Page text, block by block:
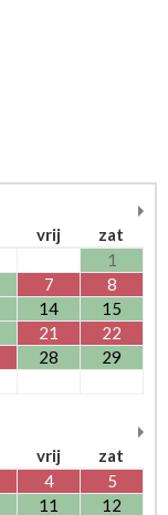
vrij
zat
1
7
8
14
15
21
22
28
29
vrij
zat
4
5
11 12